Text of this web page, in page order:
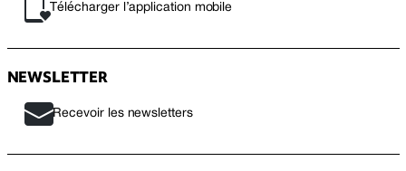
Télécharger l’application mobile
NEWSLETTER
Recevoir les newsletters